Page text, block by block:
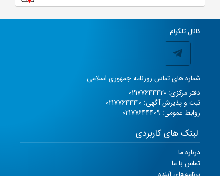
کانال تلگرام
شماره های تماس روزنامه جمهوری اسلامی
دفتر مرکزی: 02177644420
ثبت و پذیرش آگهی: 02177644410
روابط عمومی: 02177644409
لینک های کاربردی
درباره ما
تماس با ما